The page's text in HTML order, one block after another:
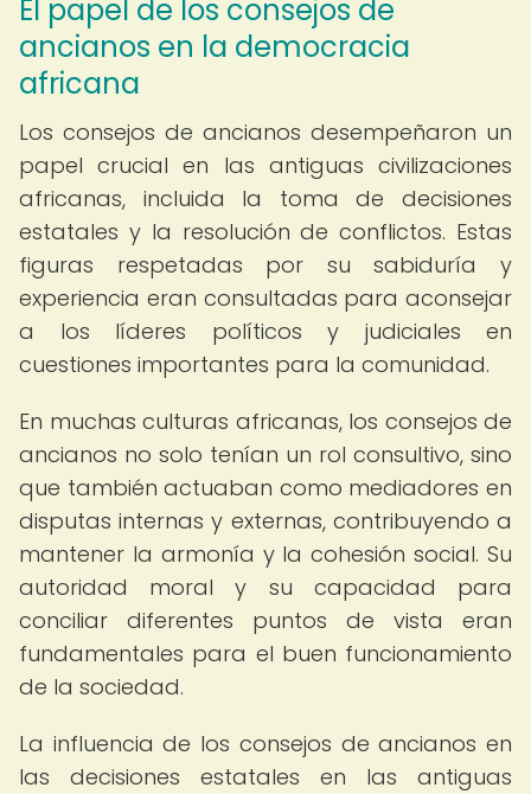
El papel de los consejos de
ancianos en la democracia
africana
Los consejos de ancianos desempeñaron un
papel crucial en las antiguas civilizaciones
africanas, incluida la toma de decisiones
estatales y la resolución de conflictos. Estas
figuras respetadas por su sabiduría y
experiencia eran consultadas para aconsejar
a los líderes políticos y judiciales en
cuestiones importantes para la comunidad.
En muchas culturas africanas, los consejos de
ancianos no solo tenían un rol consultivo, sino
que también actuaban como mediadores en
disputas internas y externas, contribuyendo a
mantener la armonía y la cohesión social. Su
autoridad moral y su capacidad para
conciliar diferentes puntos de vista eran
fundamentales para el buen funcionamiento
de la sociedad.
La influencia de los consejos de ancianos en
las decisiones estatales en las antiguas